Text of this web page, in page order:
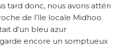
tard donc, nous avons attéri
de l’île locale Midhoo.
d’un bleu azur
encore un somptueux